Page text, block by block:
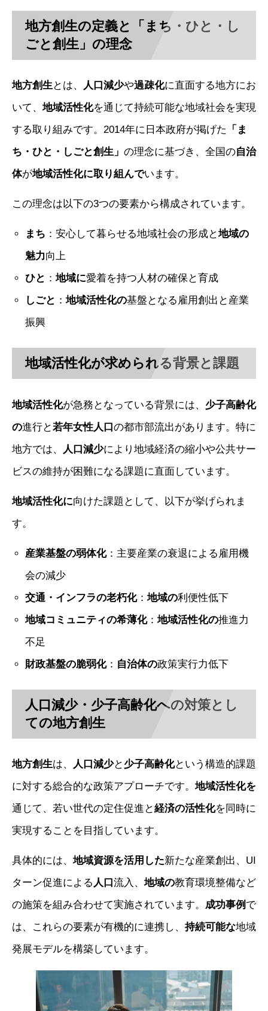
地方創生の定義と「まち・ひと・し
ごと創生」の理念
地方創生とは、 人口減少や過疎化に直面する地方にお
いて、 地域活性化を通じて持続可能な地域社会を実現
する取り組みです。2014年に日本政府が掲げた
「ま
ち・ひと・しごと創生」 の理念に基づき、全国の自治
体が地域活性化に取り組んでいます。
この理念は以下の3つの要素から構成されています。
まち ：安心して暮らせる地域社会の形成と地域の
魅力向上
ひと ：地域に愛着を持つ人材の確保と育成
しごと ：地域活性化の基盤となる雇用創出と産業
振興
地域活性化が求められる背景と課題
地域活性化が急務となっている背景には、 少子高齢化
の進行と若年女性人口の都市部流出があります。特に
地方では、
人口減少により地域経済の縮小や公共サー
ビスの維持が困難になる課題に直面しています。
地域活性化に向けた課題として、以下が挙げられま
す。
産業基盤の弱体化：主要産業の衰退による雇用機
会の減少
交通・インフラの老朽化：地域の利便性低下
地域コミュニティの希薄化：地域活性化の推進力
不足
財政基盤の脆弱化： 自治体の政策実行力低下
人口減少・少子高齢化への対策とし
ての地方創生
地方創生は、 人口減少と 少子高齢化という構造的課題
に対する総合的な政策アプローチです。 地域活性化を
通じて、若い世代の定住促進と経済の活性化を同時に
実現することを目指しています。
具体的には、 地域資源を活用した新たな産業創出、UI
ターン促進による 人口流入、 地域の教育環境整備など
の施策を組み合わせて実施されています。 成功事例 で
は、これらの要素が有機的に連携し、 持続可能な地域
発展モデルを構築しています。